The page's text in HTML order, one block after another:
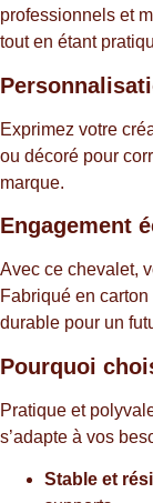
professionnels et
tout en étant
Exprimez votre
ou décoré pour
marque.
Engagement
Avec ce chevalet,
Fabriqué en
durable pour un
Pourquoi
Pratique et
s’adapte à vos
Stable et